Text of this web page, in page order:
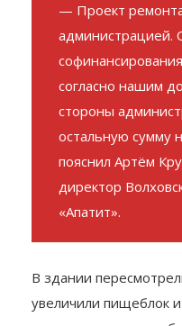
— Проект
администрацией.
согласно нашим
стороны
остальную сумму
пояснил Артём
В здании